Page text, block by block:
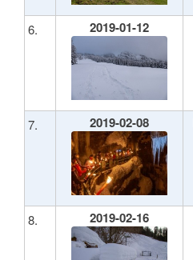
6. 2019-01-12
7. 2019-02-08
8. 2019-02-16